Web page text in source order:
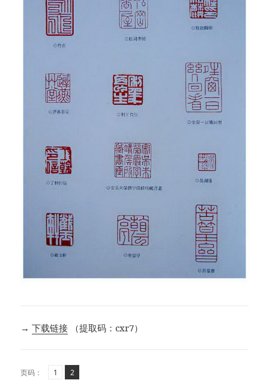
→下载链接 （提取码：cxr7）
页码： 页1 ,
页
2